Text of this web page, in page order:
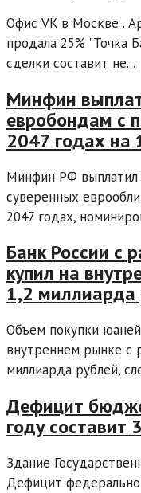
Офис VK в Москве .
продала 25% "Точка
сделки составит не...
Минфин
евробондам с
2047 годах на
Минфин РФ выплатил
суверенных
2047 годах,
Банк России с
купил на
1,2 миллиарда
Объем покупки
внутреннем рынке с
миллиарда рублей,
Дефицит
году составит
Здание
Дефицит